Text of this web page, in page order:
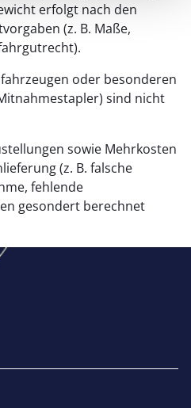
erfolgt nach den
(z. B. Maße,
oder besonderen
sind nicht
sowie Mehrkosten
(z. B. falsche
fehlende
gesondert berechnet